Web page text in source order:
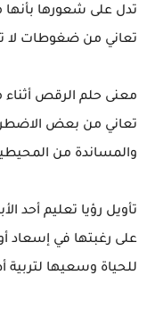
تدل على شعورها بأنها
تعاني من ضغوطات لا
معنى حلم الرقص أثناء
تعاني من بعض
والمساندة من
تأويل رؤيا تعليم أحد
على رغبتها في إسعاد
للحياة وسعيها لتربية